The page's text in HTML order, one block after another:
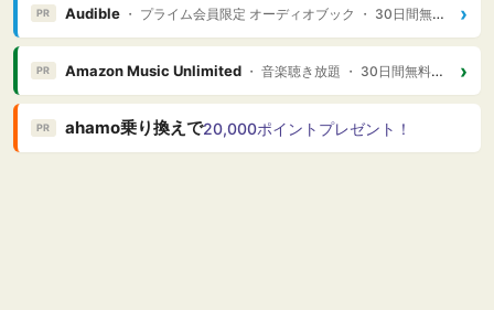
PR Audible・ プライム会員限定 オーディオブック ・ 30日間無料体験 ›
PR Amazon Music Unlimited・ 音楽聴き放題 ・ 30日間無料体験 ›
PR ahamo乗り換えで20,000ポイントプレゼント！